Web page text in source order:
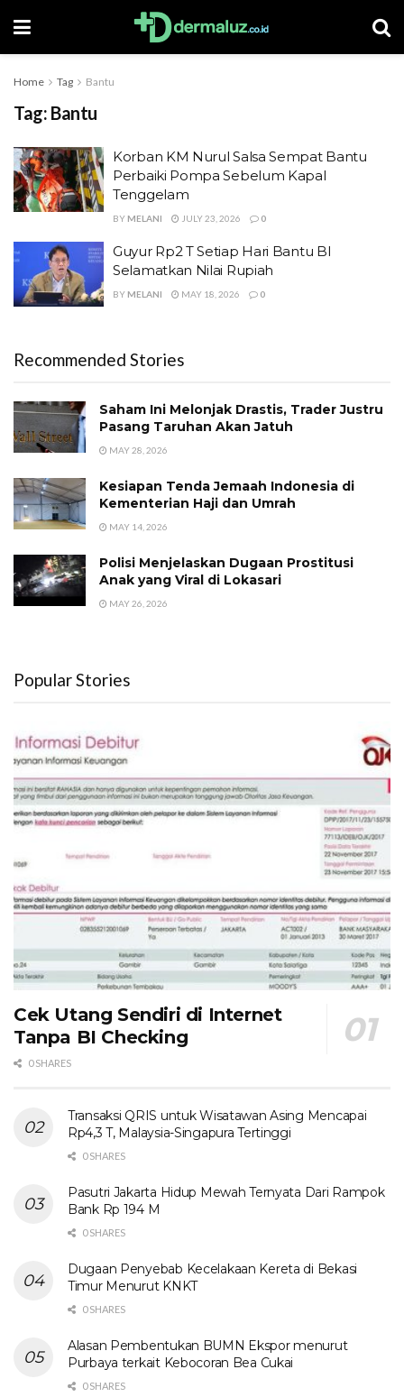
Home Tag Bantu
Tag: Bantu
Korban KM Nurul Salsa Sempat Bantu
Perbaiki Pompa Sebelum Kapal
Tenggelam
BY MELANI JULY 23, 2026 0
Guyur Rp2 T Setiap Hari Bantu BI
Selamatkan Nilai Rupiah
BY MELANI MAY 18, 2026 0
Recommended Stories
Saham Ini Melonjak Drastis, Trader Justru
Pasang Taruhan Akan Jatuh
MAY 28, 2026
Kesiapan Tenda Jemaah Indonesia di
Kementerian Haji dan Umrah
MAY 14, 2026
Polisi Menjelaskan Dugaan Prostitusi
Anak yang Viral di Lokasari
MAY 26, 2026
Popular Stories
Cek Utang Sendiri di Internet
Tanpa BI Checking
0 SHARES
Transaksi QRIS untuk Wisatawan Asing Mencapai
Rp4,3 T, Malaysia-Singapura Tertinggi
0 SHARES
Pasutri Jakarta Hidup Mewah Ternyata Dari Rampok
Bank Rp 194 M
0 SHARES
Dugaan Penyebab Kecelakaan Kereta di Bekasi
Timur Menurut KNKT
0 SHARES
Alasan Pembentukan BUMN Ekspor menurut
Purbaya terkait Kebocoran Bea Cukai
0 SHARES